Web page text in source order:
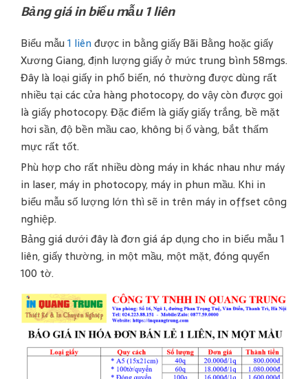
Bảng giá in biểu mẫu 1 liên
Biểu mẫu1 liênđược in bằng giấy Bãi Bằng hoặc giấy
Xương Giang, định lượng giấy ở mức trung bình 58mgs.
Đây là loại giấy in phổ biến, nó thường được dùng rất
nhiều tại các cửa hàng photocopy, do vậy còn được gọi
là giấy photocopy. Đặc điểm là giấy giấy trắng, bề mặt
hơi sần, độ bền mầu cao, không bị ố vàng, bắt thấm
mực rất tốt.
Phù hợp cho rất nhiều dòng máy in khác nhau như máy
in laser, máy in photocopy, máy in phun mầu. Khi in
biểu mẫu số lượng lớn thì sẽ in trên máy in offset công
nghiệp.
Bảng giá dưới đây là đơn giá áp dụng cho in biểu mẫu 1
liên, giấy thường, in một mầu, một mặt, đóng quyển
100 tờ.